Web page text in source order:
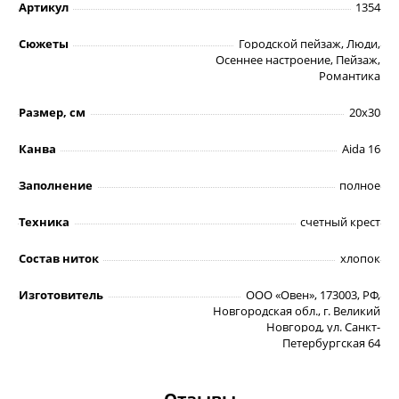
Артикул 1354
Сюжеты
Городской пейзаж, Люди,
Осеннее настроение, Пейзаж,
Романтика
Размер, см 20х30
Канва Aida 16
Заполнение полное
Техника счетный крест
Состав ниток хлопок
Изготовитель
ООО «Овен», 173003, РФ,
Новгородская обл., г. Великий
Новгород, ул. Санкт-
Петербургская 64